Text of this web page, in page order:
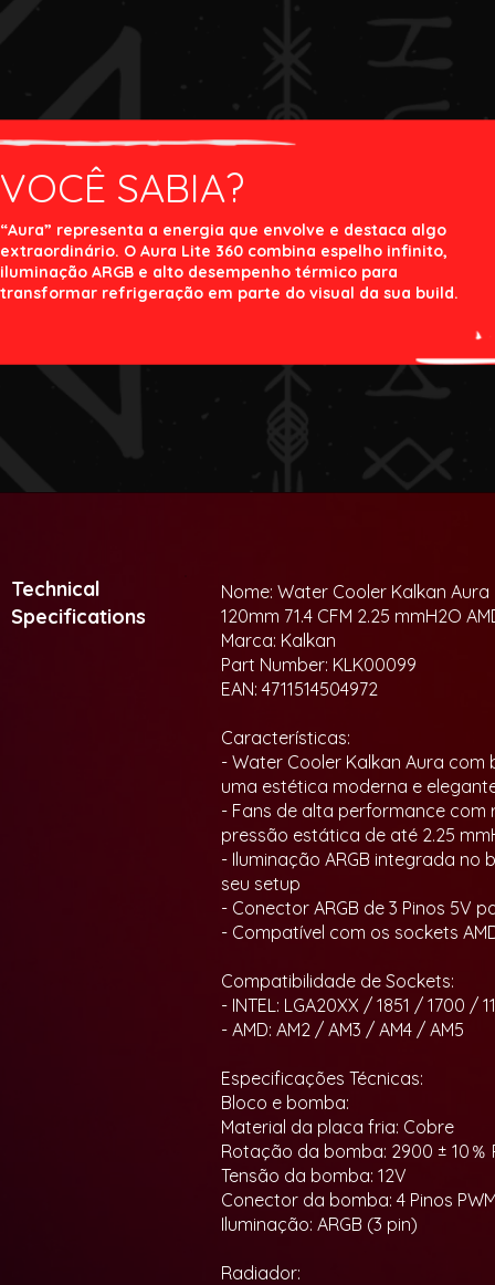
VOCÊ SABIA?
“Aura” representa a energia que envolve e destaca algo
extraordinário. O Aura Lite 360 combina espelho infinito,
iluminação ARGB e alto desempenho térmico para
transformar refrigeração em parte do visual da sua build.
Technical
Specifications
Nome: Water Cooler Kalkan
120mm 71.4 CFM 2.25 mmH2O
Marca: Kalkan
Part Number: KLK00099
EAN: 4711514504972
Características:
- Water Cooler Kalkan Aura
uma estética moderna e
- Fans de alta performance com
pressão estática de até 2.25
- Iluminação ARGB integrada
seu setup
- Conector ARGB de 3 Pinos 5V
- Compatível com os sockets
Compatibilidade de Sockets:
- INTEL: LGA20XX / 1851 / 1700 /
- AMD: AM2 / AM3 / AM4 / AM5
Especificações Técnicas:
Bloco e bomba:
Material da placa fria: Cobre
Rotação da bomba: 2900 ± 10％
Tensão da bomba: 12V
Conector da bomba: 4 Pinos
Iluminação: ARGB (3 pin)
Radiador: